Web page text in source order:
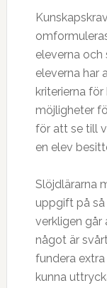
eleverna
eleverna har
kriterierna
möjligheter
för att se till
en elev
Slöjdlärarna
uppgift på
verkligen går
något är
fundera
kunna